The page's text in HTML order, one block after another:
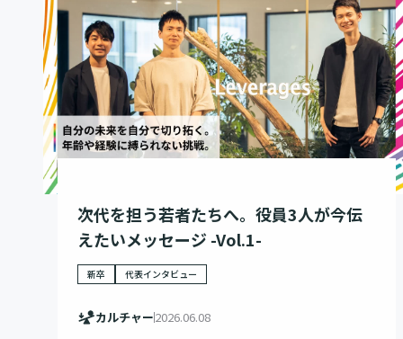
次代を担う若者たちへ。役員3人が今伝
えたいメッセージ -Vol.1-
新卒 代表インタビュー
カルチャー2026.06.08